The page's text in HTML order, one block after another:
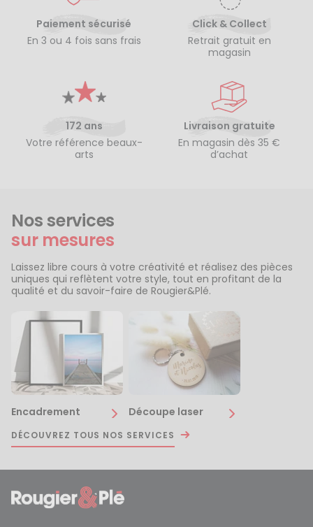
Paiement sécurisé
En 3 ou 4 fois sans frais
Click & Collect
Retrait gratuit en
magasin
172 ans
Votre référence beaux-
arts
Livraison gratuite
En magasin dès 35 €
d’achat
Nos services
sur mesures
Laissez libre cours à votre créativité et réalisez des pièces
uniques qui reflètent votre style, tout en profitant de la
qualité et du savoir-faire de Rougier&Plé.
Encadrement Découpe laser
DÉCOUVREZ TOUS NOS SERVICES